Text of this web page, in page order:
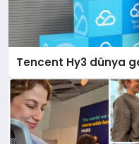
Tencent Hy3 dünya